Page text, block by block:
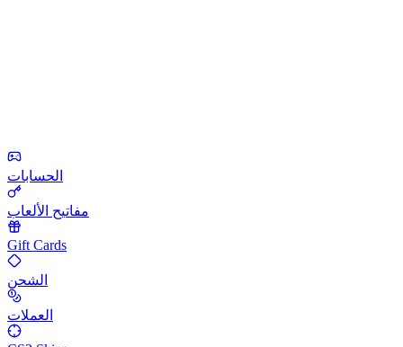
الحسابات
مفاتيح الألعاب
Gift Cards
الشحن
العملات